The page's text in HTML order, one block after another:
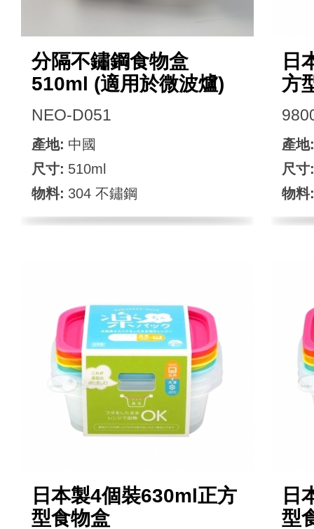
分隔不鏽鋼食物盒
510ml (適用於微波爐)
NEO-D051
產地: 中國
尺寸: 510ml
物料: 304 不鏽鋼
日
方
產地:
尺寸:
物料:
日本製4個裝630ml正方
型食物盒
日
型